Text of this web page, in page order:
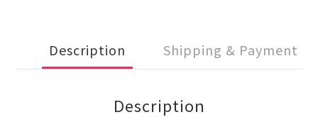
Description Shipping & Payment
Description